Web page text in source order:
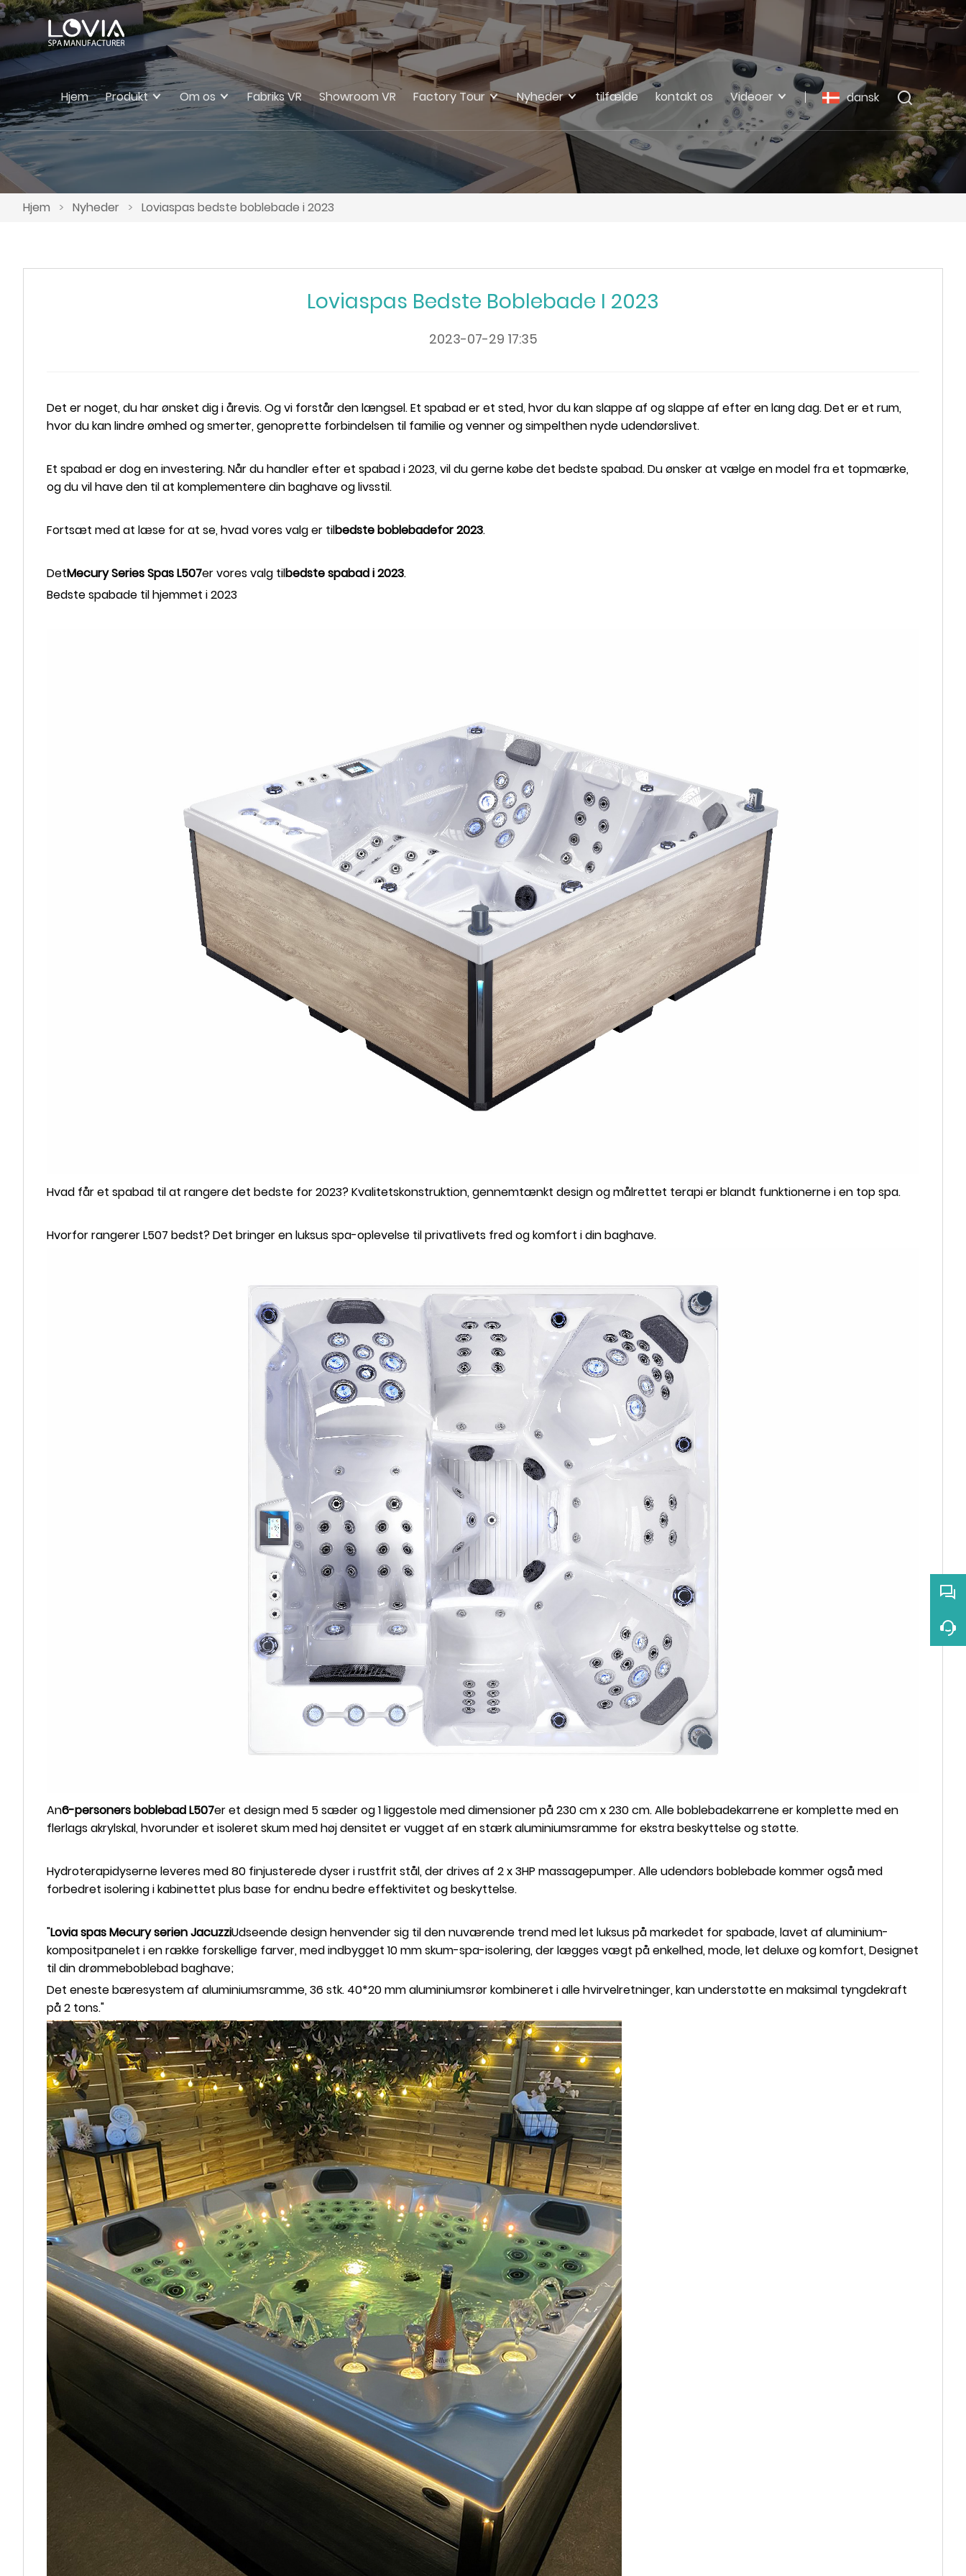
dansk
Hjem Produkt Om os Fabriks VR Showroom VR Factory Tour Nyheder tilfælde kontakt os Videoer
Hjem > Nyheder > Loviaspas bedste boblebade i 2023
Loviaspas Bedste Boblebade I 2023
2023-07-29 17:35
Det er noget, du har ønsket dig i årevis. Og vi forstår den længsel. Et spabad er et sted, hvor du kan slappe af og slappe af efter en lang dag. Det er et rum,
hvor du kan lindre ømhed og smerter, genoprette forbindelsen til familie og venner og simpelthen nyde udendørslivet.
Et spabad er dog en investering. Når du handler efter et spabad i 2023, vil du gerne købe det bedste spabad. Du ønsker at vælge en model fra et topmærke,
og du vil have den til at komplementere din baghave og livsstil.
Fortsæt med at læse for at se, hvad vores valg er tilbedste boblebadefor 2023.
DetMecury Series Spas L507er vores valg tilbedste spabad i 2023.
Bedste spabade til hjemmet i 2023
Hvad får et spabad til at rangere det bedste for 2023? Kvalitetskonstruktion, gennemtænkt design og målrettet terapi er blandt funktionerne i en top spa.
Hvorfor rangerer L507 bedst? Det bringer en luksus spa-oplevelse til privatlivets fred og komfort i din baghave.
An6-personers boblebad L507er et design med 5 sæder og 1 liggestole med dimensioner på 230 cm x 230 cm. Alle boblebadekarrene er komplette med en
flerlags akrylskal, hvorunder et isoleret skum med høj densitet er vugget af en stærk aluminiumsramme for ekstra beskyttelse og støtte.
Hydroterapidyserne leveres med 80 finjusterede dyser i rustfrit stål, der drives af 2 x 3HP massagepumper. Alle udendørs boblebade kommer også med
forbedret isolering i kabinettet plus base for endnu bedre effektivitet og beskyttelse.
"Lovia spas Mecury serien JacuzziUdseende design henvender sig til den nuværende trend med let luksus på markedet for spabade, lavet af aluminium-
kompositpanelet i en række forskellige farver, med indbygget 10 mm skum-spa-isolering, der lægges vægt på enkelhed, mode, let deluxe og komfort, Designet
til din drømmeboblebad baghave;
Det eneste bæresystem af aluminiumsramme, 36 stk. 40*20 mm aluminiumsrør kombineret i alle hvirvelretninger, kan understøtte en maksimal tyngdekraft
på 2 tons."